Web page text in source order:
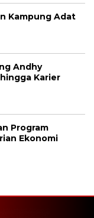
Kampung Adat
Andhy
Karier
Program
Ekonomi